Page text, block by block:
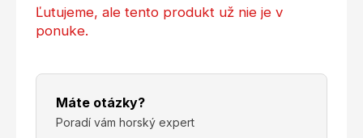
Ľutujeme, ale tento produkt už nie je v
ponuke.
Máte otázky?
Poradí vám horský expert